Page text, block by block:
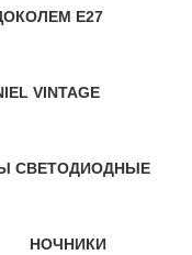
Е27
VINTAGE
СВЕТОДИОДНЫЕ
НОЧНИКИ